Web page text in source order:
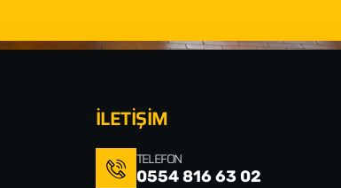
İLETİŞİM
TELEFON
0554 816 63 02